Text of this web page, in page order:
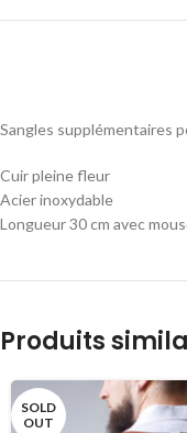
Sangles supplémentaires
Cuir pleine fleur
Acier inoxydable
Longueur 30 cm avec
Produits
SOLD
OUT